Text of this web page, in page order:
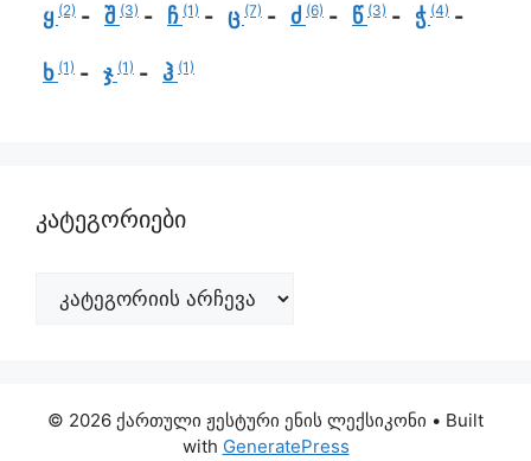
ყ (2) შ (3) ჩ (1) ც (7) ძ (6) წ (3) ჭ (4)
ხ (1) ჯ (1) ჰ (1)
კატეგორიები
© 2026 ქართული ჟესტური ენის ლექსიკონი • Built
with GeneratePress